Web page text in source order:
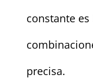
constante
precisa.